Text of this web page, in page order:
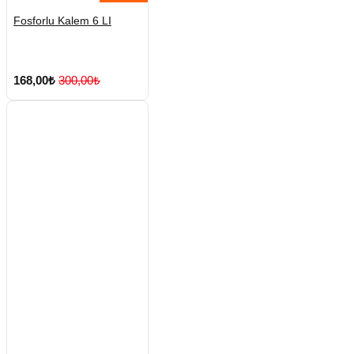
Fosforlu Kalem 6 LI
168,00₺ 300,00₺